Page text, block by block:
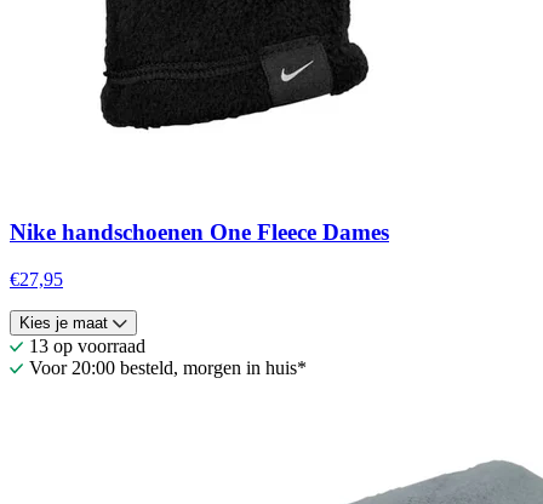
Nike handschoenen One Fleece Dames
€27,95
Kies je maat
13 op voorraad
Voor 20:00 besteld, morgen in huis*